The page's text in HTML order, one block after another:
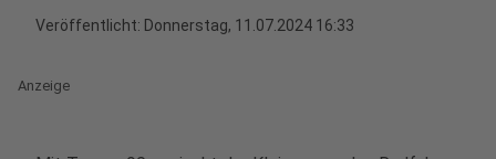
Veröffentlicht: Donnerstag, 11.07.2024 16:33
Anzeige